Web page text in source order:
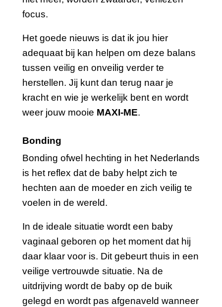
focus.
Het goede nieuws is dat ik jou hier
adequaat bij kan helpen om deze balans
tussen veilig en onveilig verder te
herstellen. Jij kunt dan terug naar je
kracht en wie je werkelijk bent en wordt
weer jouw mooie MAXI-ME.
Bonding
Bonding ofwel hechting in het Nederlands
is het reflex dat de baby helpt zich te
hechten aan de moeder en zich veilig te
voelen in de wereld.
In de ideale situatie wordt een baby
vaginaal geboren op het moment dat hij
daar klaar voor is. Dit gebeurt thuis in een
veilige vertrouwde situatie. Na de
uitdrijving wordt de baby op de buik
gelegd en wordt pas afgenaveld wanneer